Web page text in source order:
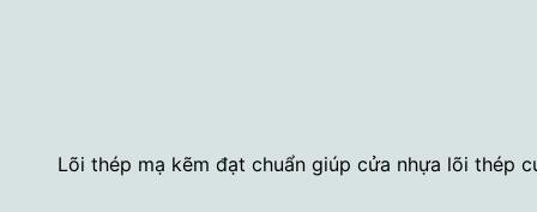
Lõi thép mạ kẽm đạt chuẩn giúp cửa nhựa lõi thép